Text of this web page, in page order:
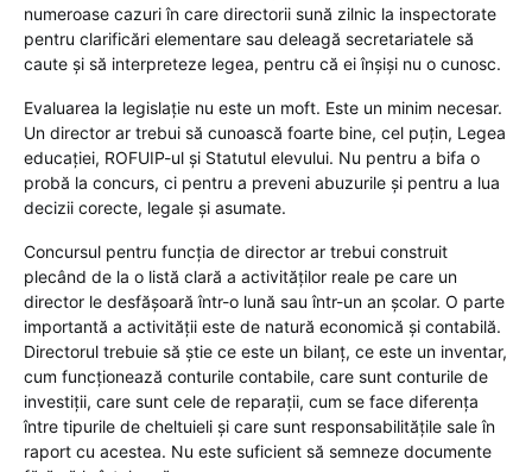
numeroase cazuri în care directorii sună zilnic la inspectorate
pentru clarificări elementare sau deleagă secretariatele să
caute și să interpreteze legea, pentru că ei înșiși nu o cunosc.
Evaluarea la legislație nu este un moft. Este un minim necesar.
Un director ar trebui să cunoască foarte bine, cel puțin, Legea
educației, ROFUIP-ul și Statutul elevului. Nu pentru a bifa o
probă la concurs, ci pentru a preveni abuzurile și pentru a lua
decizii corecte, legale și asumate.
Concursul pentru funcția de director ar trebui construit
plecând de la o listă clară a activităților reale pe care un
director le desfășoară într-o lună sau într-un an școlar. O parte
importantă a activității este de natură economică și contabilă.
Directorul trebuie să știe ce este un bilanț, ce este un inventar,
cum funcționează conturile contabile, care sunt conturile de
investiții, care sunt cele de reparații, cum se face diferența
între tipurile de cheltuieli și care sunt responsabilitățile sale în
raport cu acestea. Nu este suficient să semneze documente